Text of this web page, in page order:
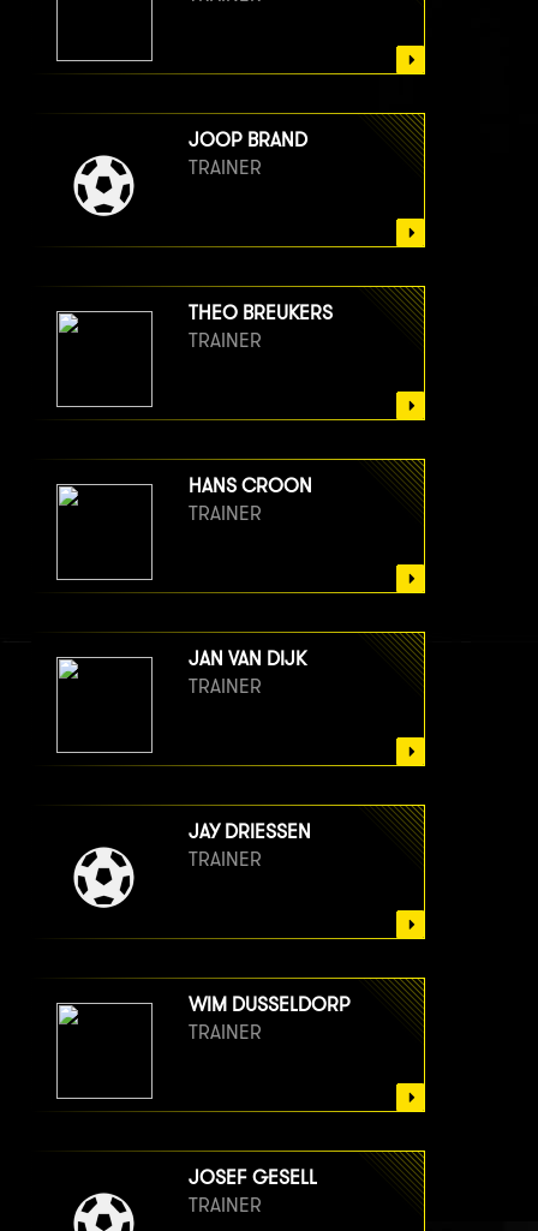
JOOP BRAND
TRAINER
THEO BREUKERS
TRAINER
HANS CROON
TRAINER
JAN VAN DIJK
TRAINER
JAY DRIESSEN
TRAINER
WIM DUSSELDORP
TRAINER
JOSEF GESELL
TRAINER